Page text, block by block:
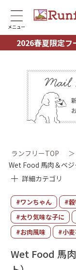
メニュー
2026春夏限定
ランフリーTOP ＞
Wet Food 馬肉＆ベジ
詳細カテゴリ
#ワンちゃん
#穀
#太り気味な子に
#お肉風味
#小
Wet Food 馬